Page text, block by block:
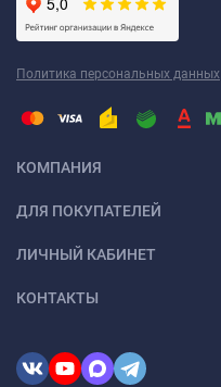
Политика персональных данных
КОМПАНИЯ
ДЛЯ ПОКУПАТЕЛЕЙ
ЛИЧНЫЙ КАБИНЕТ
КОНТАКТЫ